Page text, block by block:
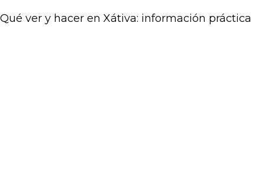
Qué ver y hacer en Xátiva: información práctica